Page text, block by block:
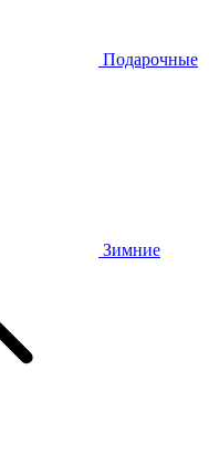
Подарочные
Зимние